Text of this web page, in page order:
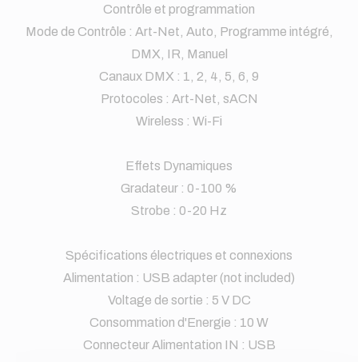
Contrôle et programmation
Mode de Contrôle : Art-Net, Auto, Programme intégré,
DMX, IR, Manuel
Canaux DMX : 1, 2, 4, 5, 6, 9
Protocoles : Art-Net, sACN
Wireless : Wi-Fi
Effets Dynamiques
Gradateur : 0-100 %
Strobe : 0-20 Hz
Spécifications électriques et connexions
Alimentation : USB adapter (not included)
Voltage de sortie : 5 V DC
Consommation d'Energie : 10 W
Connecteur Alimentation IN : USB